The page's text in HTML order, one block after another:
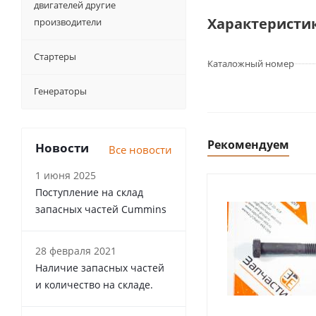
Каталожный номер
Рекомендуем
двигателей другие
производители
Стартеры
Генераторы
Новости Все новости
1 июня 2025
Поступление на склад
запасных частей Cummins
28 февраля 2021
Наличие запасных частей
и количество на складе.